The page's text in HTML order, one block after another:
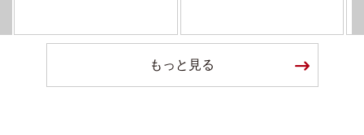
もっと見る